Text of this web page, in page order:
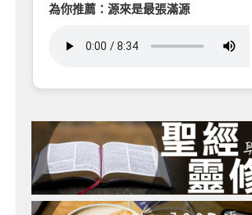
為你推薦：源來是最張滿源